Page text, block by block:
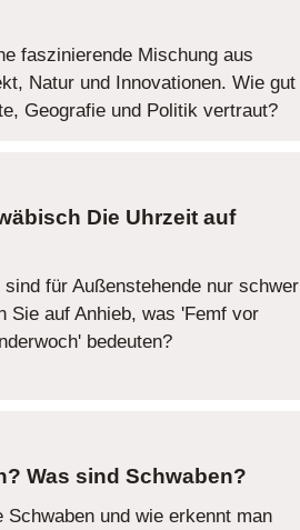
faszinierende Mischung aus
Natur und Innovationen. Wie gut
Geografie und Politik vertraut?
Die Uhrzeit auf
für Außenstehende nur schwer
Sie auf Anhieb, was 'Femf vor
bedeuten?
Was sind Schwaben?
und wie erkennt man